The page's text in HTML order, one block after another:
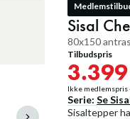
Sisal
80x150
Tilbudspris
3.399
Ikke medlemspris
Serie: Se
Sisaltepper